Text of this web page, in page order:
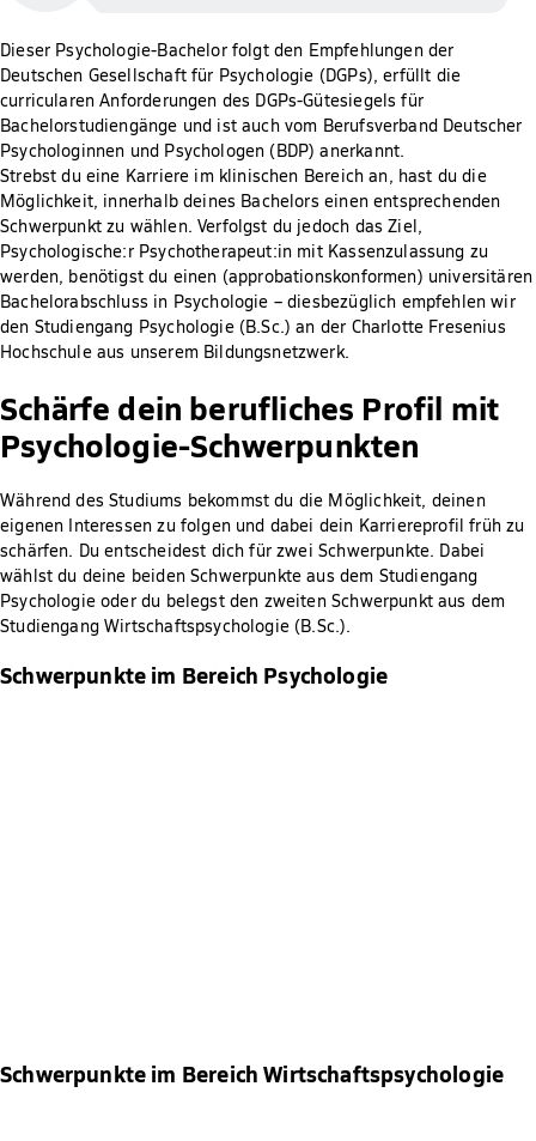
Dieser Psychologie-Bachelor folgt den Empfehlungen der
Deutschen Gesellschaft für Psychologie (DGPs), erfüllt die
curricularen Anforderungen des DGPs-Gütesiegels für
Bachelorstudiengänge und ist auch vom Berufsverband Deutscher
Psychologinnen und Psychologen (BDP) anerkannt.
Strebst du eine Karriere im klinischen Bereich an, hast du die
Möglichkeit, innerhalb deines Bachelors einen entsprechenden
Schwerpunkt zu wählen. Verfolgst du jedoch das Ziel,
Psychologische:r Psychotherapeut:in mit Kassenzulassung zu
werden, benötigst du einen (approbationskonformen) universitären
Bachelorabschluss in Psychologie – diesbezüglich empfehlen wir
den Studiengang Psychologie (B.Sc.) an der Charlotte Fresenius
Hochschule aus unserem Bildungsnetzwerk.
Schärfe dein berufliches Profil mit
Psychologie-Schwerpunkten
Während des Studiums bekommst du die Möglichkeit, deinen
eigenen Interessen zu folgen und dabei dein Karriereprofil früh zu
schärfen. Du entscheidest dich für zwei Schwerpunkte. Dabei
wählst du deine beiden Schwerpunkte aus dem Studiengang
Psychologie oder du belegst den zweiten Schwerpunkt aus dem
Studiengang Wirtschaftspsychologie (B.Sc.).
Schwerpunkte im Bereich Psychologie
Schwerpunkte im Bereich Wirtschaftspsychologie